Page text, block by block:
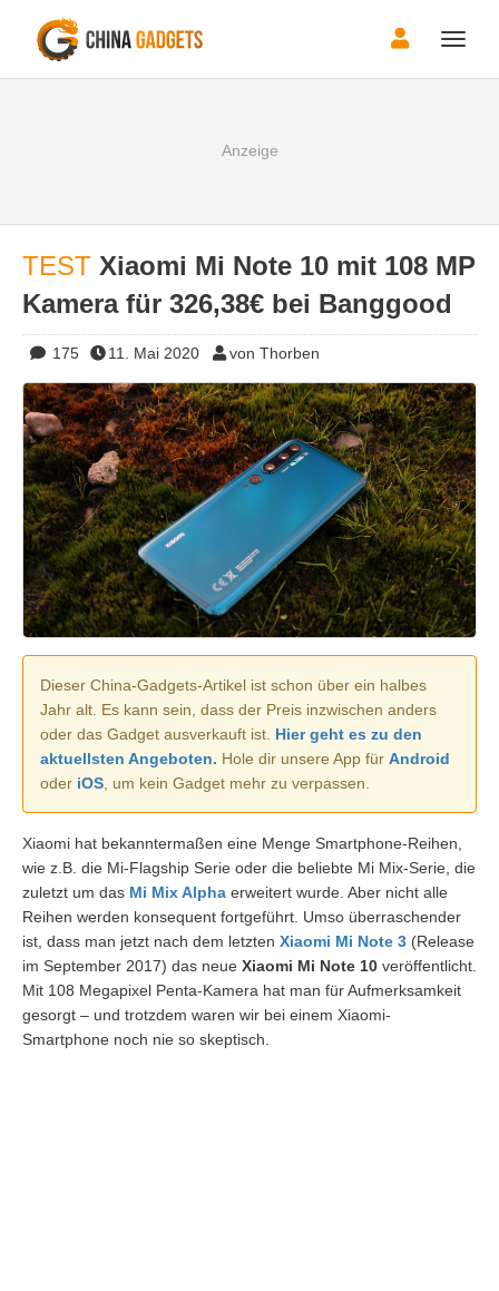
Toggle
TEST Xiaomi Mi Note 10 mit 108 MP
Kamera für 326,38€ bei Banggood
175 11. Mai 2020 von Thorben
Dieser China-Gadgets-Artikel ist schon über ein halbes
Jahr alt. Es kann sein, dass der Preis inzwischen anders
oder das Gadget ausverkauft ist. Hier geht es zu den
aktuellsten Angeboten. Hole dir unsere App für Android
oder iOS , um kein Gadget mehr zu verpassen.
Xiaomi hat bekanntermaßen eine Menge Smartphone-Reihen,
wie z.B. die Mi-Flagship Serie oder die beliebte Mi Mix-Serie, die
zuletzt um das Mi Mix Alpha erweitert wurde. Aber nicht alle
Reihen werden konsequent fortgeführt. Umso überraschender
ist, dass man jetzt nach dem letzten Xiaomi Mi Note 3 (Release
im September 2017) das neue Xiaomi Mi Note 10 veröffentlicht.
Mit 108 Megapixel Penta-Kamera hat man für Aufmerksamkeit
gesorgt – und trotzdem waren wir bei einem Xiaomi-
Smartphone noch nie so skeptisch.